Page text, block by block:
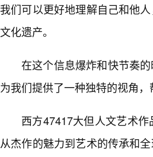
我们可以更好地理解自己和他
文化遗产。
在这个信息爆炸和快节奏
为我们提供了一种独特的视角
西方47417大但人文艺术
从杰作的魅力到艺术的传承和